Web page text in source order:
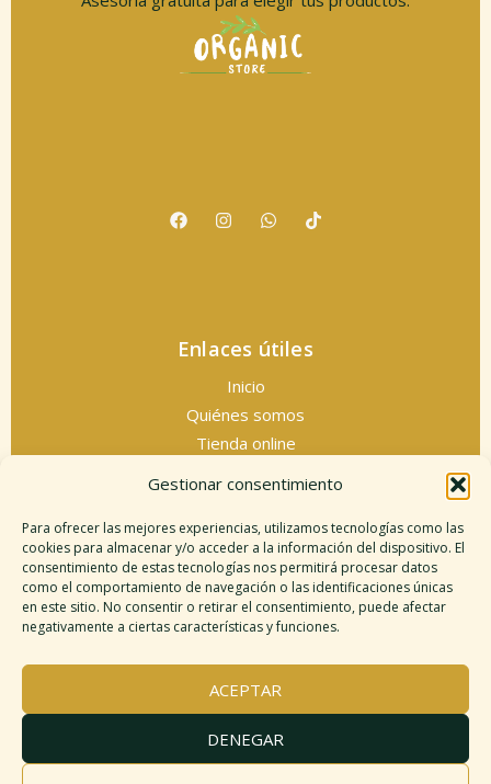
Gestionar consentimiento
Para ofrecer las mejores experiencias, utilizamos tecnologías como las
cookies para almacenar y/o acceder a la información del dispositivo. El
consentimiento de estas tecnologías nos permitirá procesar datos
como el comportamiento de navegación o las identificaciones únicas
en este sitio. No consentir o retirar el consentimiento, puede afectar
negativamente a ciertas características y funciones.
ACEPTAR
DENEGAR
Enlaces útiles
Inicio
Quiénes somos
Tienda online
Información legal
Descargo de responsabilidad
Política de cookies